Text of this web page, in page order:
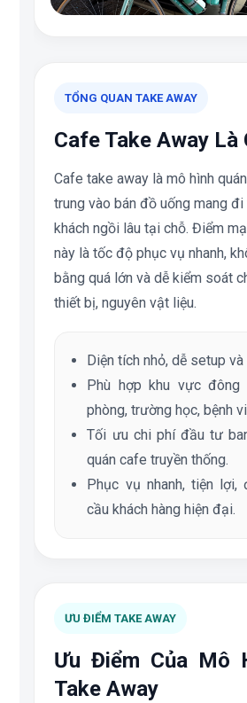
TỔNG QUAN TAKE AWAY
Cafe Take Away Là
Cafe take away là mô hình
trung vào bán đồ uống mang
khách ngồi lâu tại chỗ. Điểm
này là tốc độ phục vụ nhanh,
bằng quá lớn và dễ kiểm soát
thiết bị, nguyên vật liệu.
Diện tích nhỏ, dễ setup và
Phù hợp khu vực đông
phòng, trường học, bệnh
Tối ưu chi phí đầu tư
quán cafe truyền thống.
Phục vụ nhanh, tiện lợi,
cầu khách hàng hiện đại.
ƯU ĐIỂM TAKE AWAY
Ưu Điểm Của Mô
Take Away